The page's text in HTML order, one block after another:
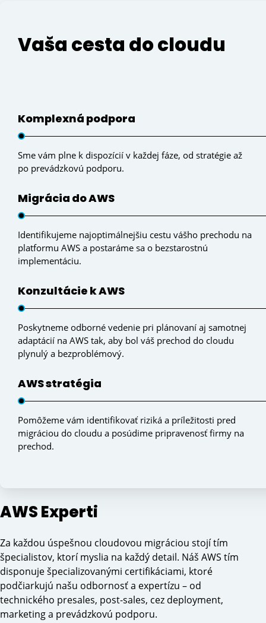
Vaša cesta do cloudu
AWS stratégia
Pomôžeme vám identifikovať riziká a príležitosti pred
migráciou do cloudu a posúdime pripravenosť firmy na
prechod.
Konzultácie k AWS
Poskytneme odborné vedenie pri plánovaní aj samotnej
adaptácií na AWS tak, aby bol váš prechod do cloudu
plynulý a bezproblémový.
Migrácia do AWS
Identifikujeme najoptimálnejšiu cestu vášho prechodu na
platformu AWS a postaráme sa o bezstarostnú
implementáciu.
Komplexná podpora
Sme vám plne k dispozícií v každej fáze, od stratégie až
po prevádzkovú podporu.
AWS Experti
Za každou úspešnou cloudovou migráciou stojí tím
špecialistov, ktorí myslia na každý detail. Náš AWS tím
disponuje špecializovanými certifikáciami, ktoré
podčiarkujú našu odbornosť a expertízu – od
technického presales, post-sales, cez deployment,
marketing a prevádzkovú podporu.